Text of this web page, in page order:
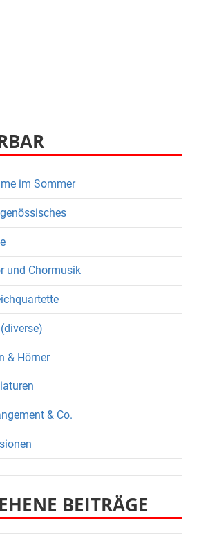
im Sommer
und Chormusik
& Hörner
& Co.
BEITRÄGE